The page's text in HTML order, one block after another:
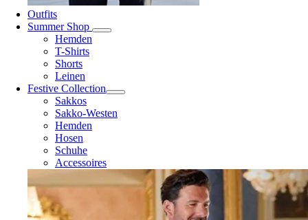
Outfits
Summer Shop
Hemden
T-Shirts
Shorts
Leinen
Festive Collection
Sakkos
Sakko-Westen
Hemden
Hosen
Schuhe
Accessoires